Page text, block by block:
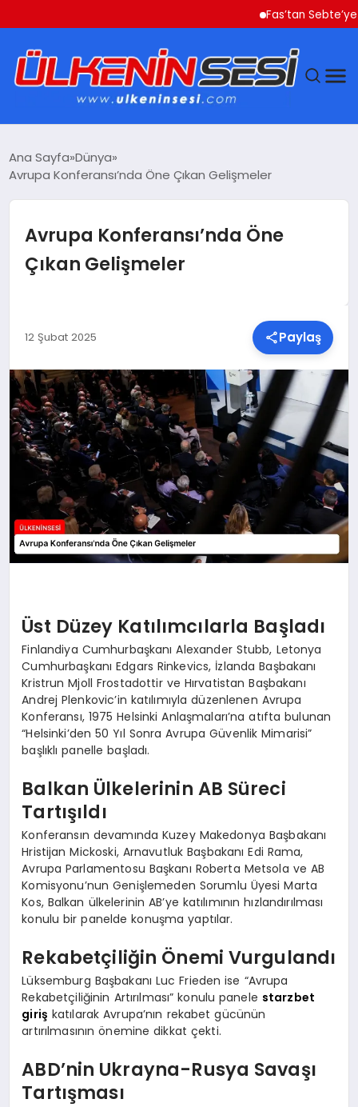
Fas’tan Sebte’ye
EKONOMI
GÜNDEM
MAGAZIN
SPOR
TEKNOLOJI
YAŞAM
MALATYA HABERLERI
Ana Sayfa Dünya
Avrupa Konferansı’nda Öne Çıkan Gelişmeler
Avrupa Konferansı’nda Öne
Çıkan Gelişmeler
12 Şubat 2025 Paylaş
Üst Düzey Katılımcılarla Başladı
Finlandiya Cumhurbaşkanı Alexander Stubb, Letonya
Cumhurbaşkanı Edgars Rinkevics, İzlanda Başbakanı
Kristrun Mjoll Frostadottir ve Hırvatistan Başbakanı
Andrej Plenkovic’in katılımıyla düzenlenen Avrupa
Konferansı, 1975 Helsinki Anlaşmaları’na atıfta bulunan
“Helsinki’den 50 Yıl Sonra Avrupa Güvenlik Mimarisi”
başlıklı panelle başladı.
Balkan Ülkelerinin AB Süreci
Tartışıldı
Konferansın devamında Kuzey Makedonya Başbakanı
Hristijan Mickoski, Arnavutluk Başbakanı Edi Rama,
Avrupa Parlamentosu Başkanı Roberta Metsola ve AB
Komisyonu’nun Genişlemeden Sorumlu Üyesi Marta
Kos, Balkan ülkelerinin AB’ye katılımının hızlandırılması
konulu bir panelde konuşma yaptılar.
Rekabetçiliğin Önemi Vurgulandı
Lüksemburg Başbakanı Luc Frieden ise “Avrupa
Rekabetçiliğinin Artırılması” konulu panele starzbet
giriş katılarak Avrupa’nın rekabet gücünün
artırılmasının önemine dikkat çekti.
ABD’nin Ukrayna-Rusya Savaşı
Tartışması